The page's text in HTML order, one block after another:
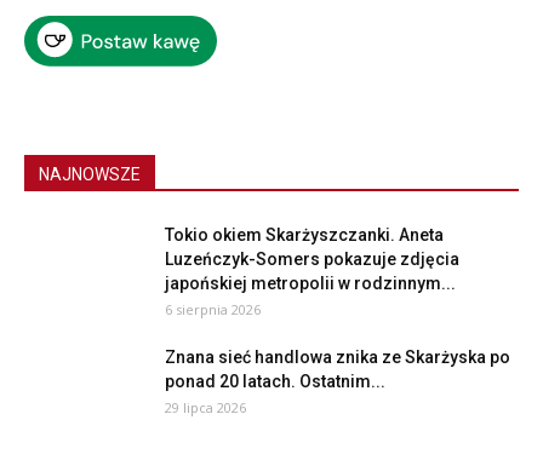
NAJNOWSZE
Tokio okiem Skarżyszczanki. Aneta
Luzeńczyk-Somers pokazuje zdjęcia
japońskiej metropolii w rodzinnym...
6 sierpnia 2026
Znana sieć handlowa znika ze Skarżyska po
ponad 20 latach. Ostatnim...
29 lipca 2026